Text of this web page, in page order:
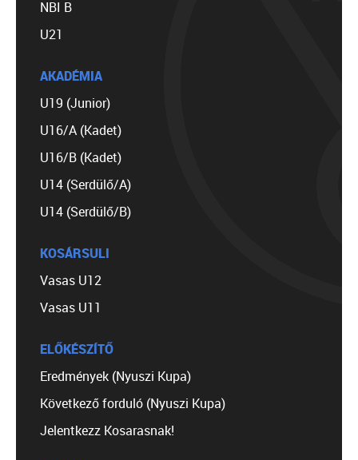
NBI B
U21
AKADÉMIA
U19 (Junior)
U16/A (Kadet)
U16/B (Kadet)
U14 (Serdülő/A)
U14 (Serdülő/B)
KOSÁRSULI
Vasas U12
Vasas U11
ELŐKÉSZÍTŐ
Eredmények (Nyuszi Kupa)
Következő forduló (Nyuszi Kupa)
Jelentkezz Kosarasnak!